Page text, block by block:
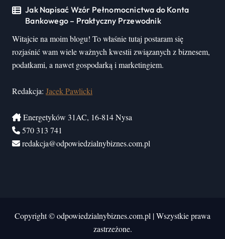
Jak Napisać Wzór Pełnomocnictwa do Konta
Bankowego – Praktyczny Przewodnik
Witajcie na moim blogu! To właśnie tutaj postaram się
rozjaśnić wam wiele ważnych kwestii związanych z biznesem,
podatkami, a nawet gospodarką i marketingiem.
Redakcja: Jacek Pawlicki
Energetyków 31AC, 16-814 Nysa
570 313 741
redakcja@odpowiedzialnybiznes.com.pl
Copyright © odpowiedzialnybiznes.com.pl |Wszystkie prawa
zastrzeżone.